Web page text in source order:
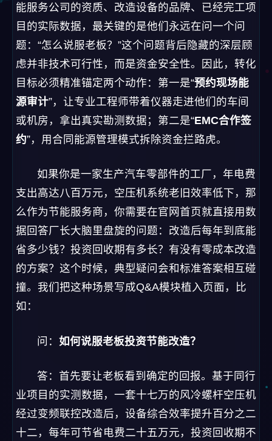
能服务公司的资质、改造设备的品牌、已经完工项
目的实际数据，最关键的是他们永远在问一个问
题：“怎么说服老板？”这个问题背后隐藏的深层顾
虑并非技术可行性，而是资金安全性。因此，转化
目标必须精准锚定两个动作：第一是“预约现场能
源审计”，让专业工程师带着仪器走进他们的车间
或机房，拿出真实勘测数据；第二是“EMC合作签
约”，用合同能源管理模式拆除资金拦路虎。
如果你是一家生产汽车零部件的工厂，年电费
支出高达八百万元，空压机系统老旧效率低下，那
么作为节能服务商，你需要在官网首页就直接用数
据回答厂长大脑里盘旋的问题：改造后每年到底能
省多少钱？投资回收期有多长？有没有零成本改造
的方案？这个时候，典型疑问会和标准答案相互碰
撞。我们把这种场景写成Q&A模块植入页面，比
如：
问：如何说服老板投资节能改造？
答：首先要让老板看到确定的回报。基于同行
业项目的实测数据，一套十七万的风冷螺杆空压机
经过变频联控改造后，设备综合效率提升百分之二
十二，每年可节省电费二十五万元，投资回收期不